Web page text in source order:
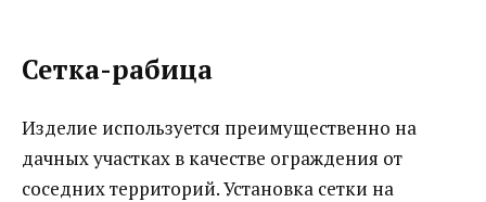
Сетка-рабица
Изделие используется преимущественно на
дачных участках в качестве ограждения от
соседних территорий. Установка сетки на